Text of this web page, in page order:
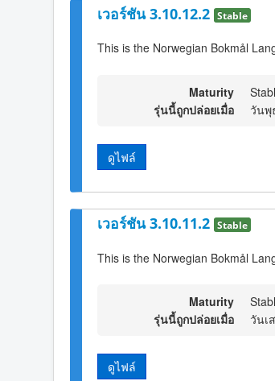
เวอร์ชัน 3.10.12.2 Stable
This is the Norwegian Bokmål
Maturity
รุ่นนี้ถูกปล่อยเมื่อ
วันพุ
ดูไฟล์
เวอร์ชัน 3.10.11.2 Stable
This is the Norwegian Bokmål
Maturity
รุ่นนี้ถูกปล่อยเมื่อ
วันเ
ดูไฟล์